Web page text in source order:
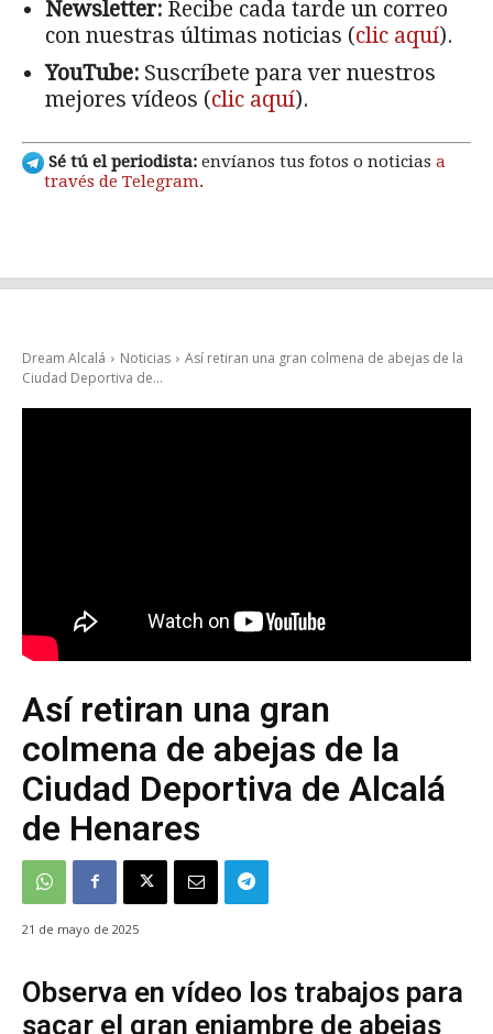
Newsletter: Recibe cada tarde un correo
con nuestras últimas noticias (clic aquí).
YouTube: Suscríbete para ver nuestros
mejores vídeos (clic aquí).
Sé tú el periodista: envíanos tus fotos o noticias a
través de Telegram.